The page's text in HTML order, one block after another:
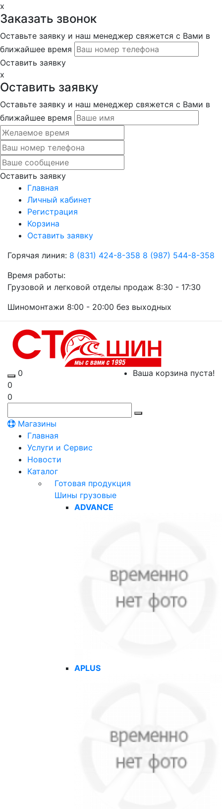
x
Заказать звонок
Оставьте заявку и наш менеджер свяжется с Вами в
ближайшее время
Оставить заявку
x
Оставить заявку
Оставьте заявку и наш менеджер свяжется с Вами в
ближайшее время
Оставить заявку
Главная
Личный кабинет
Регистрация
Корзина
Оставить заявку
Горячая линия: 8 (831) 424-8-358 8 (987) 544-8-358
Время работы:
Грузовой и легковой отделы продаж 8:30 - 17:30
Шиномонтажи 8:00 - 20:00 без выходных
0
Ваша корзина пуста!
0
0
Магазины
Главная
Услуги и Сервис
Новости
Каталог
Готовая продукция
Шины грузовые
ADVANCE
APLUS